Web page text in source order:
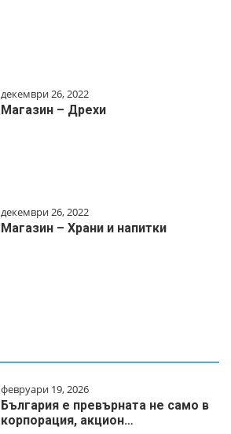
декември 26, 2022
Магазин – Дрехи
декември 26, 2022
Магазин – Храни и напитки
февруари 19, 2026
България е превърната не само в
корпорация, акцион…